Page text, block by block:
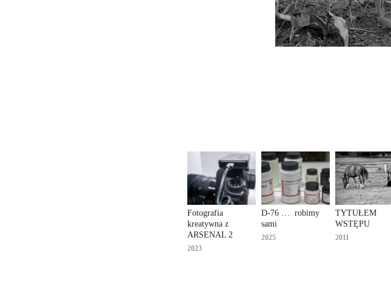
Fotografia
kreatywna z
ARSENAL 2
2023
D-76 …  robimy
sami
2025
TYTUŁEM
WSTĘPU
2011